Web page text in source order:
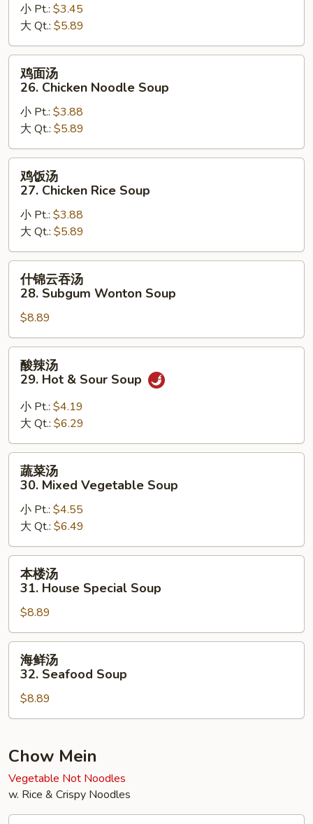
Drop
Soup
25.
Egg
Drop
Soup
小 Pt.: $3.45
大 Qt.: $5.89
26.
Chicken
Noodle
Soup
鸡面汤
26. Chicken Noodle Soup
小 Pt.: $3.88
大 Qt.: $5.89
27.
Chicken
Rice
Soup
鸡饭汤
27. Chicken Rice Soup
小 Pt.: $3.88
大 Qt.: $5.89
汤
28.
Subgum
Wonton
Soup
什锦云吞汤
28. Subgum Wonton Soup
$8.89
29.
Hot
&
Sour
Soup
酸辣汤
29. Hot & Sour Soup
小 Pt.: $4.19
大 Qt.: $6.29
30.
Mixed
Vegetable
Soup
蔬菜汤
30. Mixed Vegetable Soup
小 Pt.: $4.55
大 Qt.: $6.49
31.
House
Special
Soup
本楼汤
31. House Special Soup
$8.89
32.
Seafood
海鲜汤
32. Seafood Soup
$8.89
Chow Mein
Vegetable Not Noodles
w. Rice & Crispy Noodles